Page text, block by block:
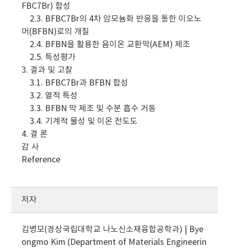
FBC7Br) 합성
2.3. BFBC7Br의 4차 암모늄화 반응을 통한 이오노
머(BFBN)로의 개질
2.4. BFBN을 활용한 음이온 교환막(AEM) 제조
2.5. 특성평가
3. 결과 및 고찰
3.1. BFBC7Br과 BFBN 합성
3.2. 열적 특성
3.3. BFBN 막 제조 및 수분 흡수 거동
3.4. 기계적 물성 및 이온 전도도
4. 결 론
감 사
Reference
저자
김병모(경상국립대학교 나노신소재융합공학과) | Bye
ongmo Kim (Department of Materials Engineerin